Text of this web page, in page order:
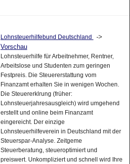
Lohnsteuerhilfebund Deutschland
->
Vorschau
Lohnsteuerhilfe für Arbeitnehmer, Rentner,
Arbeitslose und Studenten zum geringen
Festpreis. Die Steuererstattung vom
Finanzamt erhalten Sie in wenigen Wochen.
Die Steuererklrung (früher:
Lohnsteuerjahresausgleich) wird umgehend
erstellt und online beim Finanzamt
eingereicht. Der einzige
Lohnsteuerhilfeverein in Deutschland mit der
Steuerspar-Analyse. Zeitgeme
Steuerberatung, steueroptimiert und
preiswert. Unkompliziert und schnell wird Ihre